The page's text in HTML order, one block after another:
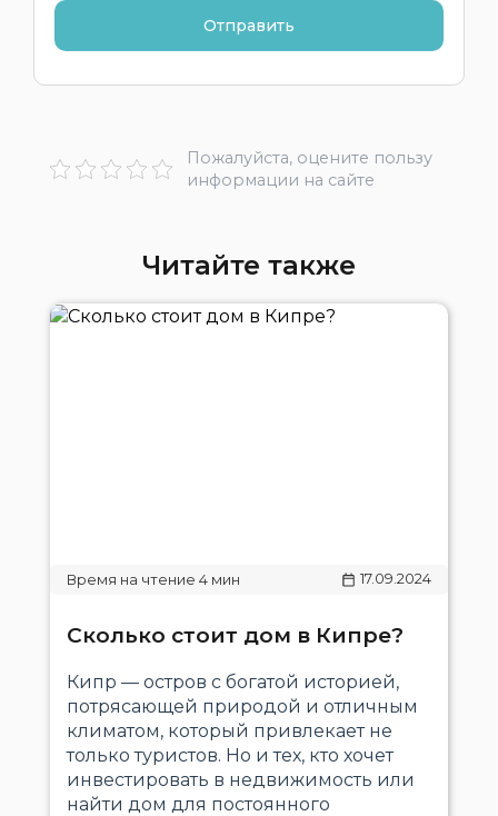
Пожалуйста, оцените пользу
информации на сайте
Читайте также
17.09.2024
Сколько стоит дом в Кипре?
Кипр — остров с богатой историей,
потрясающей природой и отличным
климатом, который привлекает не
только туристов. Но и тех, кто хочет
инвестировать в недвижимость или
найти дом для постоянного